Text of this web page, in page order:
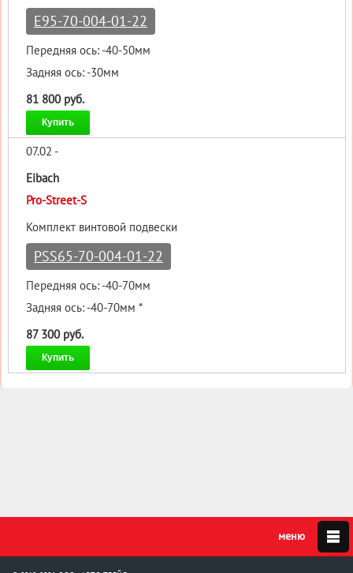
E95-70-004-01-22
Передняя ось: -40-50мм
Задняя ось: -30мм
81 800 руб.
Купить
07.02 -
Eibach
Pro-Street-S
Комплект винтовой подвески
PSS65-70-004-01-22
Передняя ось: -40-70мм
Задняя ось: -40-70мм *
87 300 руб.
Купить